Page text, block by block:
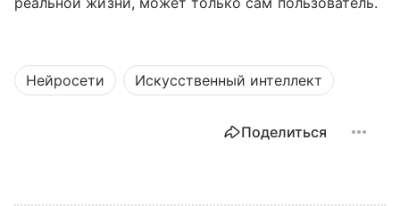
Нейросети Искусственный интеллект
Поделиться